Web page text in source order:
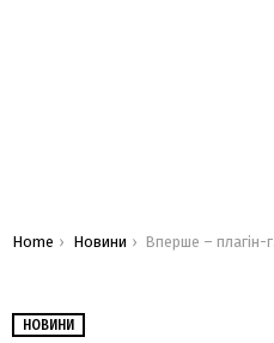
You are here:
Home Новини Вперше – плагін-гібрид: Volkswagen Caddy суттєво оновили
НОВИНИ